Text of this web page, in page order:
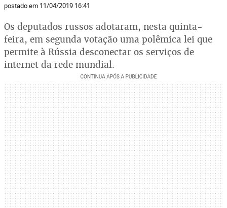
postado em 11/04/2019 16:41
Os deputados russos adotaram, nesta quinta-
feira, em segunda votação uma polêmica lei que
permite à Rússia desconectar os serviços de
internet da rede mundial.